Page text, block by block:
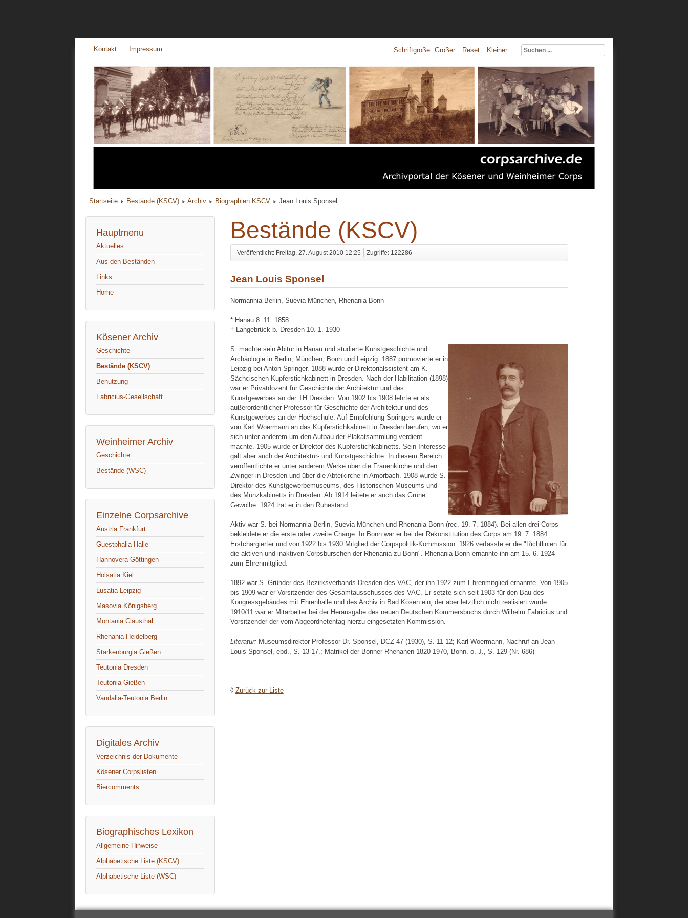
Kontakt Impressum Schriftgröße Größer Reset Kleiner
Startseite Bestände (KSCV) Archiv Biographien KSCV Jean Louis Sponsel
Hauptmenu
Aktuelles
Aus den Beständen
Links
Home
Kösener Archiv
Geschichte
Bestände (KSCV)
Benutzung
Fabricius-Gesellschaft
Weinheimer Archiv
Geschichte
Bestände (WSC)
Einzelne Corpsarchive
Austria Frankfurt
Guestphalia Halle
Hannovera Göttingen
Holsatia Kiel
Lusatia Leipzig
Masovia Königsberg
Montania Clausthal
Rhenania Heidelberg
Starkenburgia Gießen
Teutonia Dresden
Teutonia Gießen
Vandalia-Teutonia Berlin
Digitales Archiv
Verzeichnis der Dokumente
Kösener Corpslisten
Biercomments
Biographisches Lexikon
Allgemeine Hinweise
Alphabetische Liste (KSCV)
Alphabetische Liste (WSC)
Bestände (KSCV)
Veröffentlicht: Freitag, 27. August 2010 12:25 Zugriffe: 122286
Jean Louis Sponsel
Normannia Berlin, Suevia München, Rhenania Bonn
* Hanau 8. 11. 1858
† Langebrück b. Dresden 10. 1. 1930
S. machte sein Abitur in Hanau und studierte Kunstgeschichte und
Archäologie in Berlin, München, Bonn und Leipzig. 1887 promovierte er in
Leipzig bei Anton Springer. 1888 wurde er Direktorialssistent am K.
Sächcischen Kupferstichkabinett in Dresden. Nach der Habilitation (1898)
war er Privatdozent für Geschichte der Architektur und des
Kunstgewerbes an der TH Dresden. Von 1902 bis 1908 lehrte er als
außerordentlicher Professor für Geschichte der Architektur und des
Kunstgewerbes an der Hochschule. Auf Empfehlung Springers wurde er
von Karl Woermann an das Kupferstichkabinett in Dresden berufen, wo er
sich unter anderem um den Aufbau der Plakatsammlung verdient
machte. 1905 wurde er Direktor des Kupferstichkabinetts. Sein Interesse
galt aber auch der Architektur- und Kunstgeschichte. In diesem Bereich
veröffentlichte er unter anderem Werke über die Frauenkirche und den
Zwinger in Dresden und über die Abteikirche in Amorbach. 1908 wurde S.
Direktor des Kunstgewerbemuseums, des Historischen Museums und
des Münzkabinetts in Dresden. Ab 1914 leitete er auch das Grüne
Gewölbe. 1924 trat er in den Ruhestand.
Aktiv war S. bei Normannia Berlin, Suevia München und Rhenania Bonn (rec. 19. 7. 1884). Bei allen drei Corps
bekleidete er die erste oder zweite Charge. In Bonn war er bei der Rekonstitution des Corps am 19. 7. 1884
Erstchargierter und von 1922 bis 1930 Mitglied der Corpspolitik-Kommission. 1926 verfasste er die "Richtlinien für
die aktiven und inaktiven Corpsburschen der Rhenania zu Bonn". Rhenania Bonn ernannte ihn am 15. 6. 1924
zum Ehrenmitglied.
1892 war S. Gründer des Bezirksverbands Dresden des VAC, der ihn 1922 zum Ehrenmitglied ernannte. Von 1905
bis 1909 war er Vorsitzender des Gesamtausschusses des VAC. Er setzte sich seit 1903 für den Bau des
Kongressgebäudes mit Ehrenhalle und des Archiv in Bad Kösen ein, der aber letztlich nicht realisiert wurde.
1910/11 war er Mitarbeiter bei der Herausgabe des neuen Deutschen Kommersbuchs durch Wilhelm Fabricius und
Vorsitzender der vom Abgeordnetentag hierzu eingesetzten Kommission.
Literatur: Museumsdirektor Professor Dr. Sponsel, DCZ 47 (1930), S. 11-12; Karl Woermann, Nachruf an Jean
Louis Sponsel, ebd., S. 13-17.; Matrikel der Bonner Rhenanen 1820-1970, Bonn. o. J., S. 129 (Nr. 686)
◊ Zurück zur Liste